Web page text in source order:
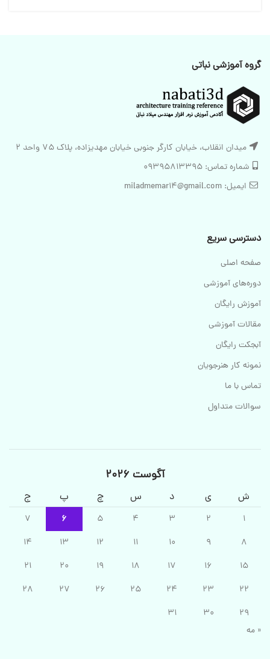
گروه آموزشی نباتی
میدان انقلاب، خیابان کارگر جنوبی خیابان مهدیزاده، پلاک 75 واحد 2
شماره تماس: 09395813395
ایمیل: miladmemar14@gmail.com
دسترسی سریع
صفحه اصلی
دوره‌های آموزشی
آموزش رایگان
مقالات آموزشی
آبجکت رایگان
نمونه کار هنرجویان
تماس با ما
سوالات متداول
آگوست 2026
ش ی د س چ پ ج
1
2
3
4
5
6
7
8
9
10
11
12
13
14
15
16
17
18
19
20
21
22
23
24
25
26
27
28
29
30
31
« مه